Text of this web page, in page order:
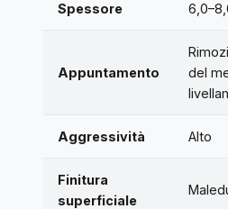
Spessore
Appuntamento
del
Aggressività Alto
Finitura
superficiale